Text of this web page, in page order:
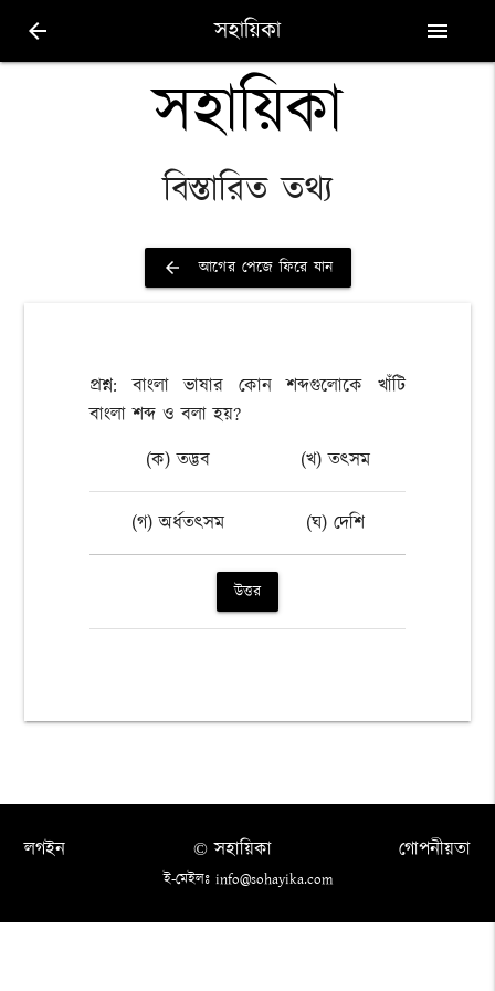
arrow_back সহায়িকা menu
সহায়িকা
বিস্তারিত তথ্য
arrow_back আগের পেজে ফিরে যান
প্রশ্ন: বাংলা ভাষার কোন শব্দগুলোকে খাঁটি
বাংলা শব্দ ও বলা হয়?
(ক) তদ্ভব
(খ) তৎসম
(গ) অর্ধতৎসম (ঘ) দেশি
উত্তর
লগইন গোপনীয়তা
© সহায়িকা
ই-মেইলঃ info@sohayika.com